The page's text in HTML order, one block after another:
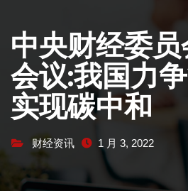
中央财经委
会议:我国力
实现碳中和
财经资讯 1 月 3, 2022